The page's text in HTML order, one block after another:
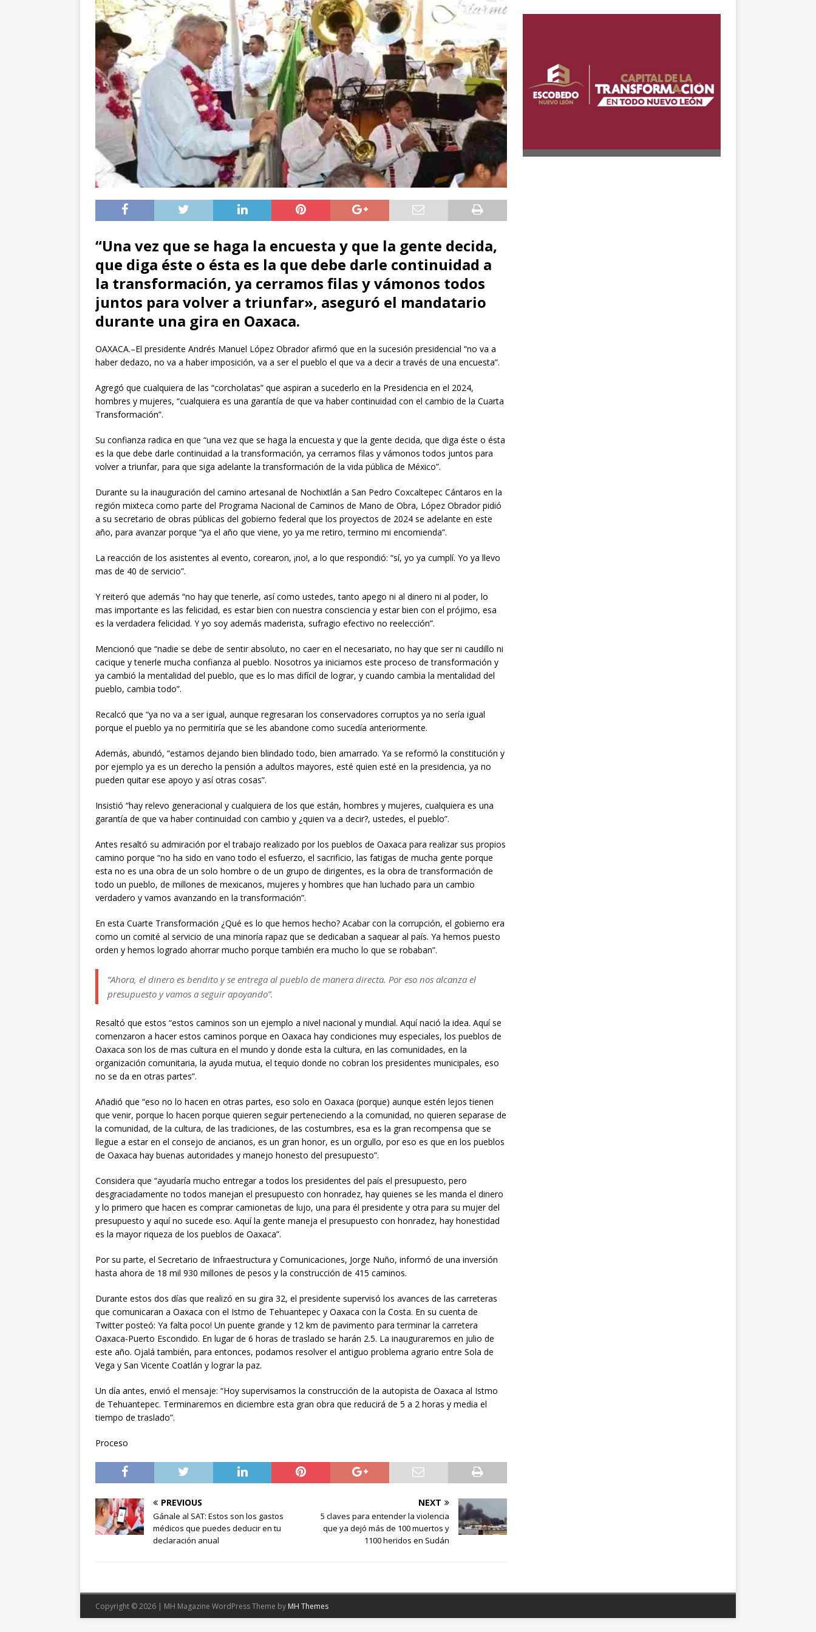
“Una vez que se haga la encuesta y que la gente decida,
que diga éste o ésta es la que debe darle continuidad a
la transformación, ya cerramos filas y vámonos todos
juntos para volver a triunfar», aseguró el mandatario
durante una gira en Oaxaca.
OAXACA.–El presidente Andrés Manuel López Obrador afirmó que en la sucesión presidencial “no va a
haber dedazo, no va a haber imposición, va a ser el pueblo el que va a decir a través de una encuesta”.
Agregó que cualquiera de las “corcholatas” que aspiran a sucederlo en la Presidencia en el 2024,
hombres y mujeres, “cualquiera es una garantía de que va haber continuidad con el cambio de la Cuarta
Transformación”.
Su confianza radica en que “una vez que se haga la encuesta y que la gente decida, que diga éste o ésta
es la que debe darle continuidad a la transformación, ya cerramos filas y vámonos todos juntos para
volver a triunfar, para que siga adelante la transformación de la vida pública de México”.
Durante su la inauguración del camino artesanal de Nochixtlán a San Pedro Coxcaltepec Cántaros en la
región mixteca como parte del Programa Nacional de Caminos de Mano de Obra, López Obrador pidió
a su secretario de obras públicas del gobierno federal que los proyectos de 2024 se adelante en este
año, para avanzar porque “ya el año que viene, yo ya me retiro, termino mi encomienda”.
La reacción de los asistentes al evento, corearon, ¡no!, a lo que respondió: “sí, yo ya cumplí. Yo ya llevo
mas de 40 de servicio”.
Y reiteró que además “no hay que tenerle, así como ustedes, tanto apego ni al dinero ni al poder, lo
mas importante es las felicidad, es estar bien con nuestra consciencia y estar bien con el prójimo, esa
es la verdadera felicidad. Y yo soy además maderista, sufragio efectivo no reelección”.
Mencionó que “nadie se debe de sentir absoluto, no caer en el necesariato, no hay que ser ni caudillo ni
cacique y tenerle mucha confianza al pueblo. Nosotros ya iniciamos este proceso de transformación y
ya cambió la mentalidad del pueblo, que es lo mas difícil de lograr, y cuando cambia la mentalidad del
pueblo, cambia todo”.
Recalcó que “ya no va a ser igual, aunque regresaran los conservadores corruptos ya no sería igual
porque el pueblo ya no permitiría que se les abandone como sucedía anteriormente.
Además, abundó, “estamos dejando bien blindado todo, bien amarrado. Ya se reformó la constitución y
por ejemplo ya es un derecho la pensión a adultos mayores, esté quien esté en la presidencia, ya no
pueden quitar ese apoyo y así otras cosas”.
Insistió “hay relevo generacional y cualquiera de los que están, hombres y mujeres, cualquiera es una
garantía de que va haber continuidad con cambio y ¿quien va a decir?, ustedes, el pueblo”.
Antes resaltó su admiración por el trabajo realizado por los pueblos de Oaxaca para realizar sus propios
camino porque “no ha sido en vano todo el esfuerzo, el sacrificio, las fatigas de mucha gente porque
esta no es una obra de un solo hombre o de un grupo de dirigentes, es la obra de transformación de
todo un pueblo, de millones de mexicanos, mujeres y hombres que han luchado para un cambio
verdadero y vamos avanzando en la transformación”.
En esta Cuarte Transformación ¿Qué es lo que hemos hecho? Acabar con la corrupción, el gobierno era
como un comité al servicio de una minoría rapaz que se dedicaban a saquear al país. Ya hemos puesto
orden y hemos logrado ahorrar mucho porque también era mucho lo que se robaban”.
“Ahora, el dinero es bendito y se entrega al pueblo de manera directa. Por eso nos alcanza el
presupuesto y vamos a seguir apoyando”.
Resaltó que estos “estos caminos son un ejemplo a nivel nacional y mundial. Aquí nació la idea. Aquí se
comenzaron a hacer estos caminos porque en Oaxaca hay condiciones muy especiales, los pueblos de
Oaxaca son los de mas cultura en el mundo y donde esta la cultura, en las comunidades, en la
organización comunitaria, la ayuda mutua, el tequio donde no cobran los presidentes municipales, eso
no se da en otras partes”.
Añadió que “eso no lo hacen en otras partes, eso solo en Oaxaca (porque) aunque estén lejos tienen
que venir, porque lo hacen porque quieren seguir perteneciendo a la comunidad, no quieren separase de
la comunidad, de la cultura, de las tradiciones, de las costumbres, esa es la gran recompensa que se
llegue a estar en el consejo de ancianos, es un gran honor, es un orgullo, por eso es que en los pueblos
de Oaxaca hay buenas autoridades y manejo honesto del presupuesto”.
Considera que “ayudaría mucho entregar a todos los presidentes del país el presupuesto, pero
desgraciadamente no todos manejan el presupuesto con honradez, hay quienes se les manda el dinero
y lo primero que hacen es comprar camionetas de lujo, una para él presidente y otra para su mujer del
presupuesto y aquí no sucede eso. Aquí la gente maneja el presupuesto con honradez, hay honestidad
es la mayor riqueza de los pueblos de Oaxaca”.
Por su parte, el Secretario de Infraestructura y Comunicaciones, Jorge Nuño, informó de una inversión
hasta ahora de 18 mil 930 millones de pesos y la construcción de 415 caminos.
Durante estos dos días que realizó en su gira 32, el presidente supervisó los avances de las carreteras
que comunicaran a Oaxaca con el Istmo de Tehuantepec y Oaxaca con la Costa. En su cuenta de
Twitter posteó: Ya falta poco! Un puente grande y 12 km de pavimento para terminar la carretera
Oaxaca-Puerto Escondido. En lugar de 6 horas de traslado se harán 2.5. La inauguraremos en julio de
este año. Ojalá también, para entonces, podamos resolver el antiguo problema agrario entre Sola de
Vega y San Vicente Coatlán y lograr la paz.
Un día antes, envió el mensaje: “Hoy supervisamos la construcción de la autopista de Oaxaca al Istmo
de Tehuantepec. Terminaremos en diciembre esta gran obra que reducirá de 5 a 2 horas y media el
tiempo de traslado”.
Proceso
PREVIOUS
Gánale al SAT: Estos son los gastos
médicos que puedes deducir en tu
declaración anual
NEXT
5 claves para entender la violencia
que ya dejó más de 100 muertos y
1100 heridos en Sudán
Copyright © 2026 | MH Magazine WordPress Theme by MH Themes